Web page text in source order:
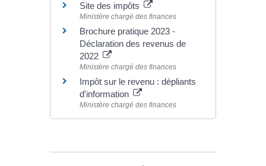
Site des impôts
Ministère chargé des finances
Brochure pratique 2023 -
Déclaration des revenus de
2022
Ministère chargé des finances
Impôt sur le revenu : dépliants
d'information
Ministère chargé des finances